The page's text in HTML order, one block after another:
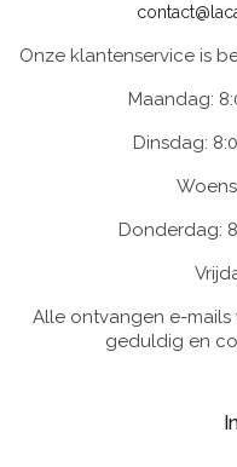
Onze klantenservice is
Maandag:
Dinsdag:
Donderdag:
Alle ontvangen e-
geduldig en